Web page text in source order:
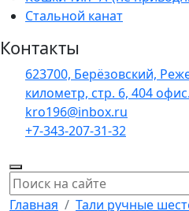
Стальной канат
Контакты
623700, Берёзовский,
километр, стр. 6, 404 офис.
kro196@inbox.ru
+7-343-207-31-32
Главная
Тали ручные